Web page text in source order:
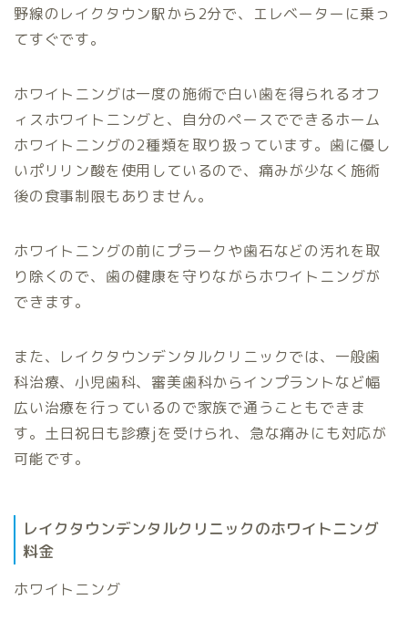
野線のレイクタウン駅から2分で、エレベーターに乗っ
てすぐです。
ホワイトニングは一度の施術で白い歯を得られるオフ
ィスホワイトニングと、自分のペースでできるホーム
ホワイトニングの2種類を取り扱っています。歯に優し
いポリリン酸を使用しているので、痛みが少なく施術
後の食事制限もありません。
ホワイトニングの前にプラークや歯石などの汚れを取
り除くので、歯の健康を守りながらホワイトニングが
できます。
また、レイクタウンデンタルクリニックでは、一般歯
科治療、小児歯科、審美歯科からインプラントなど幅
広い治療を行っているので家族で通うこともできま
す。土日祝日も診療jを受けられ、急な痛みにも対応が
可能です。
レイクタウンデンタルクリニックのホワイトニング
料金
ホワイトニング